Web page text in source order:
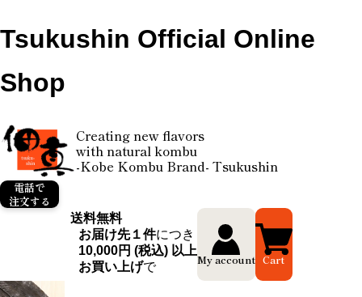
Tsukushin Official Online
Shop
Creating new flavors
with natural kombu
-Kobe Kombu Brand- Tsukushin
電話で
注文する
送料無料
お届け先１件につき
10,000円 (税込) 以上
お買い上げで
My account Cart